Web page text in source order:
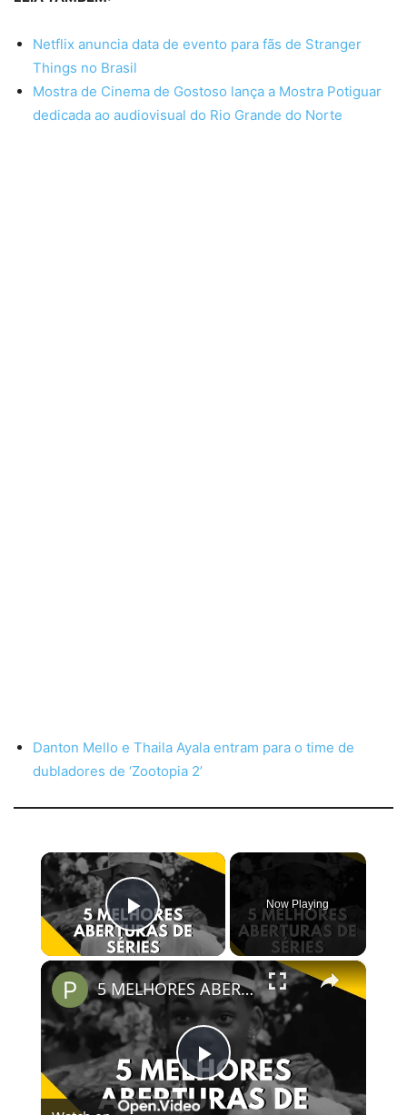
Netflix anuncia data de evento para fãs de Stranger
Things no Brasil
Mostra de Cinema de Gostoso lança a Mostra Potiguar
dedicada ao audiovisual do Rio Grande do Norte
Danton Mello e Thaila Ayala entram para o time de
dubladores de ‘Zootopia 2’
×
Play Video
Now Playing
×
Play
5 MELHORES ABERTURAS DE SÉRIES | Pipocas Tv #13